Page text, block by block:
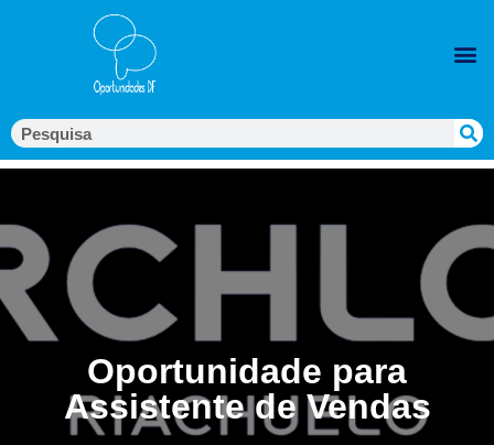
Oportunidade para
Assistente de Vendas